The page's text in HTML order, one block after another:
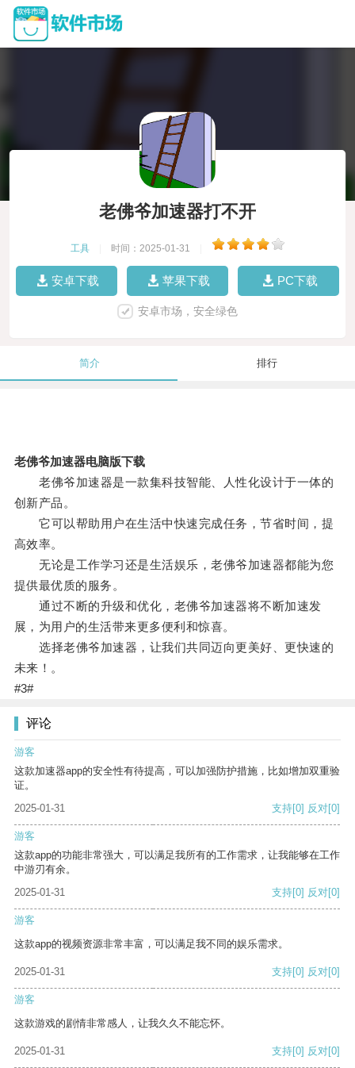
老佛爷加速器打不开
工具 时间：2025-01-31
安卓下载 苹果下载 PC下载
安卓市场，安全绿色
简介 排行
老佛爷加速器电脑版下载
老佛爷加速器是一款集科技智能、人性化设计于一体的
创新产品。
它可以帮助用户在生活中快速完成任务，节省时间，提
高效率。
无论是工作学习还是生活娱乐，老佛爷加速器都能为您
提供最优质的服务。
通过不断的升级和优化，老佛爷加速器将不断加速发
展，为用户的生活带来更多便利和惊喜。
选择老佛爷加速器，让我们共同迈向更美好、更快速的
未来！。
#3#
评论
游客
这款加速器app的安全性有待提高，可以加强防护措施，比如增加双重验
证。
2025-01-31
支持[0] 反对[0]
游客
这款app的功能非常强大，可以满足我所有的工作需求，让我能够在工作
中游刃有余。
2025-01-31
支持[0] 反对[0]
游客
这款app的视频资源非常丰富，可以满足我不同的娱乐需求。
2025-01-31 支持[0] 反对[0]
游客
这款游戏的剧情非常感人，让我久久不能忘怀。
2025-01-31 支持[0] 反对[0]